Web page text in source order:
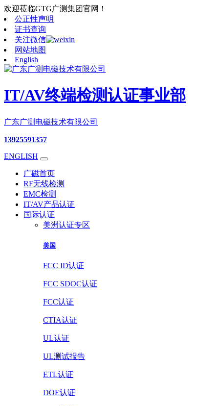
欢迎莅临GTG广测集团官网！
公正性声明
证书查询
关注微信
网站地图
English
IT/AV终端检测认证事业部
广东广测电磁技术有限公司
13925591357
ENGLISH
广磁首页
RF无线检测
EMC检测
IT/AV产品认证
国际认证
美洲认证专区
美国
FCC ID认证
FCC SDOC认证
FCC认证
CTIA认证
UL认证
UL测试报告
ETL认证
DOE认证